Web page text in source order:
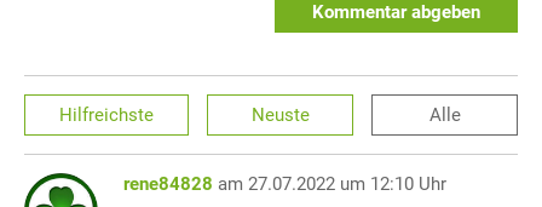
Kommentar abgeben
Hilfreichste Neuste Alle
rene84828 am 27.07.2022 um 12:10 Uhr